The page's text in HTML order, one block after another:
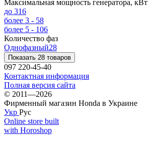
Максимальная мощность генератора, кВт
до 316
более 3 - 58
более 5 - 106
Количество фаз
Однофазный28
Показать 28 товаров
097 220-45-40
Контактная информация
Полная версия сайта
© 2011—2026
Фирменный магазин Honda в Украине
Укр Рус
Online store built
with Horoshop